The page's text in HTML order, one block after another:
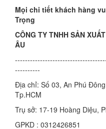
Mọi chi tiết khách hàng
Trọng
CÔNG TY TNHH SẢN
ÂU
----------
Địa chỉ: Số 03, An Phú
Tp.HCM
Trụ sở: 17-19 Hoàng Diệu,
GPKD :